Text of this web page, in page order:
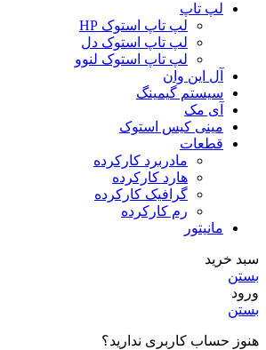
لپ تاپ
لپ تاپ استوک HP
لپ تاپ استوک دل
لپ تاپ استوک لنوو
آل این وان
سیستم گیمینگ
آی مک
مینی کیس استوک
قطعات
مادربرد کارکرده
هارد کارکرده
گرافیک کارکرده
رم کارکرده
مانیتور
سبد خرید
بستن
ورود
بستن
هنوز حساب کاربری ندارید؟